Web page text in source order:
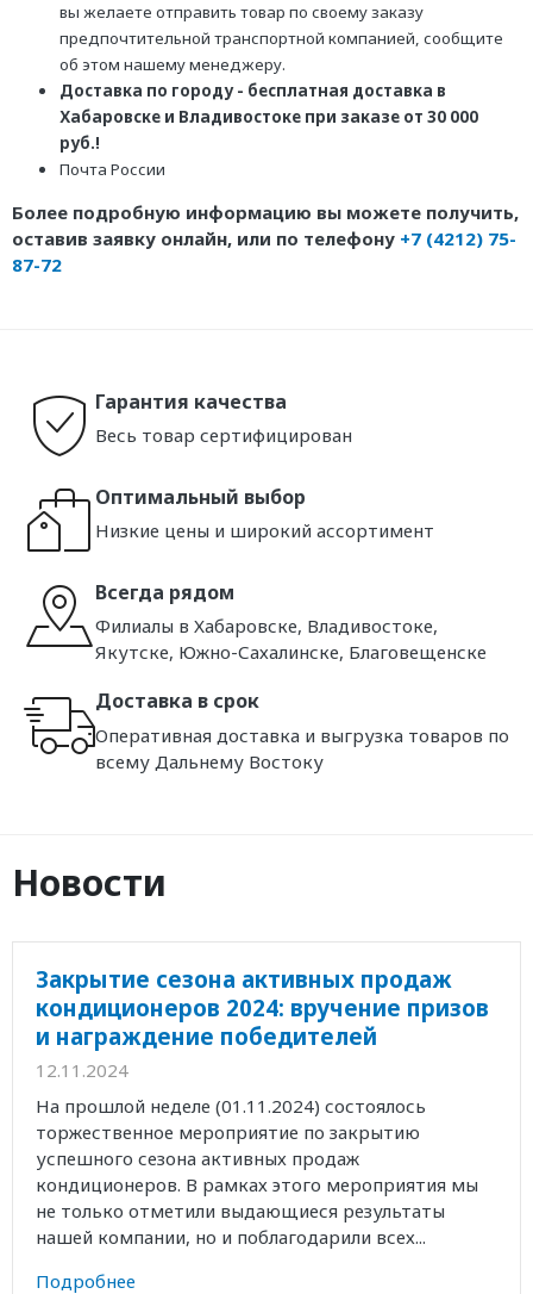
вы желаете отправить товар по своему заказу
предпочтительной транспортной компанией, сообщите
об этом нашему менеджеру.
Доставка по городу - бесплатная доставка в
Хабаровске и Владивостоке при заказе от 30 000
руб.!
Почта России
Более подробную информацию вы можете получить,
оставив заявку онлайн, или по телефону +7 (4212) 75-
87-72
Гарантия качества
Весь товар сертифицирован
Оптимальный выбор
Низкие цены и широкий ассортимент
Всегда рядом
Филиалы в Хабаровске, Владивостоке,
Якутске, Южно-Сахалинске, Благовещенске
Доставка в срок
Оперативная доставка и выгрузка товаров по
всему Дальнему Востоку
Новости
Закрытие сезона активных продаж
кондиционеров 2024: вручение призов
и награждение победителей
12.11.2024
На прошлой неделе (01.11.2024) состоялось
торжественное мероприятие по закрытию
успешного сезона активных продаж
кондиционеров. В рамках этого мероприятия мы
не только отметили выдающиеся результаты
нашей компании, но и поблагодарили всех...
Подробнее